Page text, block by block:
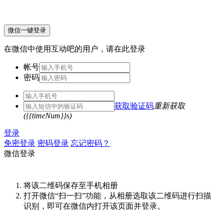
微信一键登录
在微信中使用互动吧的用户，请在此登录
帐号
密码
获取验证码重新获取
({{timeNum}}s)
登录
免密登录 密码登录 忘记密码？
微信登录
将该二维码保存至手机相册
打开微信“扫一扫”功能，从相册选取该二维码进行扫描
识别，即可在微信内打开该页面并登录。